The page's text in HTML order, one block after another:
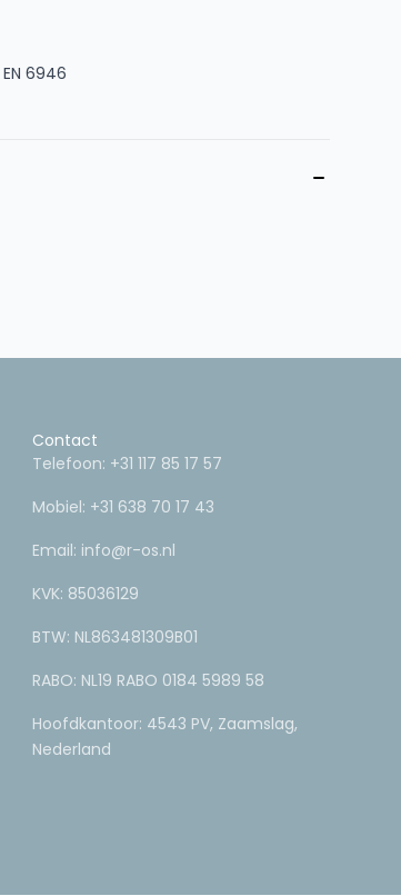
EN 6946
Contact
Telefoon: +31 117 85 17 57
Mobiel: +31 638 70 17 43
Email: info@r-os.nl
KVK: 85036129
BTW: NL863481309B01
RABO: NL19 RABO 0184 5989 58
Hoofdkantoor: 4543 PV, Zaamslag,
Nederland